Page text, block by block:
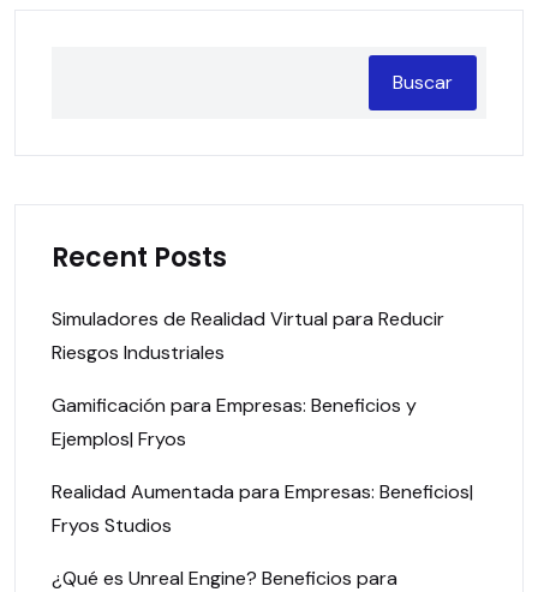
Buscar
Recent Posts
Simuladores de Realidad Virtual para Reducir
Riesgos Industriales
Gamificación para Empresas: Beneficios y
Ejemplos| Fryos
Realidad Aumentada para Empresas: Beneficios|
Fryos Studios
¿Qué es Unreal Engine? Beneficios para